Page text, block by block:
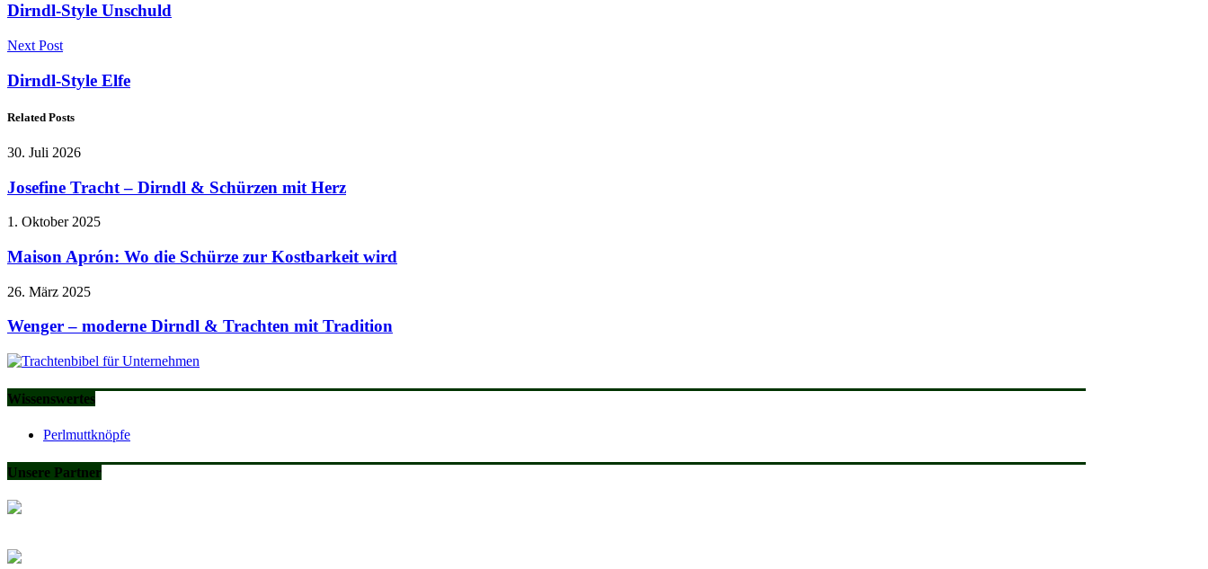
Dirndl-Style Unschuld
Next Post
Dirndl-Style Elfe
Related Posts
30. Juli 2026
Josefine Tracht – Dirndl & Schürzen mit Herz
1. Oktober 2025
Maison Aprón: Wo die Schürze zur Kostbarkeit wird
26. März 2025
Wenger – moderne Dirndl & Trachten mit Tradition
Wissenswertes
Perlmuttknöpfe
Unsere Partner